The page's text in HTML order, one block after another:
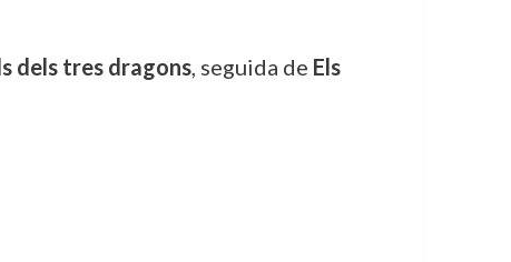
dels tres dragons, seguida de Els